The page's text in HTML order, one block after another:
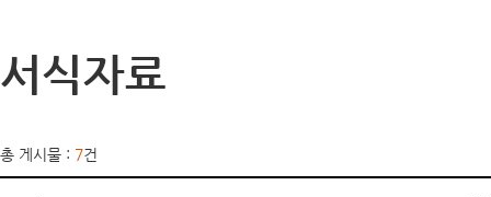
서식자료
총 게시물 : 7건